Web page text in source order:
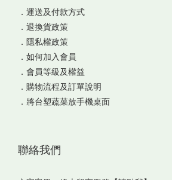
． 運送及付款方式
． 退換貨政策
． 隱私權政策
． 如何加入會員
． 會員等級及權益
． 購物流程及訂單說明
． 將台塑蔬菜放手機桌面
聯絡我們